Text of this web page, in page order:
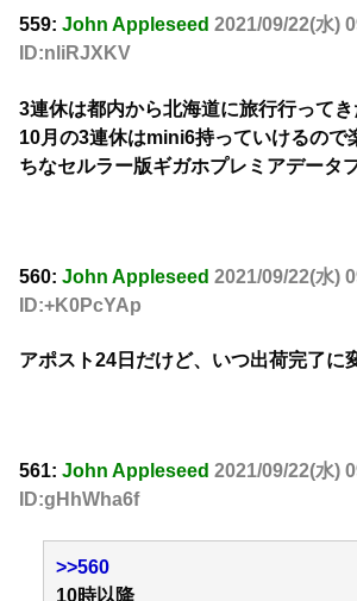
559: John Appleseed 2021/09/22(水)
ID:nliRJXKV
3連休は都内から北海道に旅行行ってき
10月の3連休はmini6持っていけるので
ちなセルラー版ギガホプレミアデータ
560: John Appleseed 2021/09/22(水)
ID:+K0PcYAp
アポスト24日だけど、いつ出荷完了に
561: John Appleseed 2021/09/22(水)
ID:gHhWha6f
>>560
10時以降